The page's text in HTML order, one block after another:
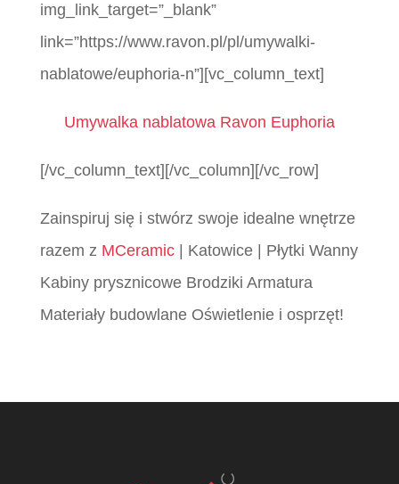
img_link_target=”_blank”
link=”https://www.ravon.pl/pl/umywalki-
nablatowe/euphoria-n”][vc_column_text]
Umywalka nablatowa Ravon Euphoria
[/vc_column_text][/vc_column][/vc_row]
Zainspiruj się i stwórz swoje idealne wnętrze
razem z MCeramic| Katowice | Płytki Wanny
Kabiny prysznicowe Brodziki Armatura
Materiały budowlane Oświetlenie i osprzęt!